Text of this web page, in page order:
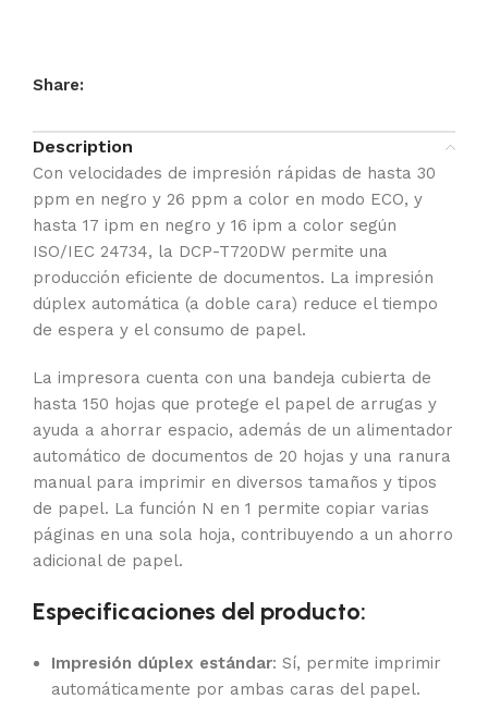
Share:
Description
Con velocidades de impresión rápidas de hasta 30
ppm en negro y 26 ppm a color en modo ECO, y
hasta 17 ipm en negro y 16 ipm a color según
ISO/IEC 24734, la DCP-T720DW permite una
producción eficiente de documentos. La impresión
dúplex automática (a doble cara) reduce el tiempo
de espera y el consumo de papel.
La impresora cuenta con una bandeja cubierta de
hasta 150 hojas que protege el papel de arrugas y
ayuda a ahorrar espacio, además de un alimentador
automático de documentos de 20 hojas y una ranura
manual para imprimir en diversos tamaños y tipos
de papel. La función N en 1 permite copiar varias
páginas en una sola hoja, contribuyendo a un ahorro
adicional de papel.
Especificaciones del producto:
Impresión dúplex estándar: Sí, permite imprimir
automáticamente por ambas caras del papel.